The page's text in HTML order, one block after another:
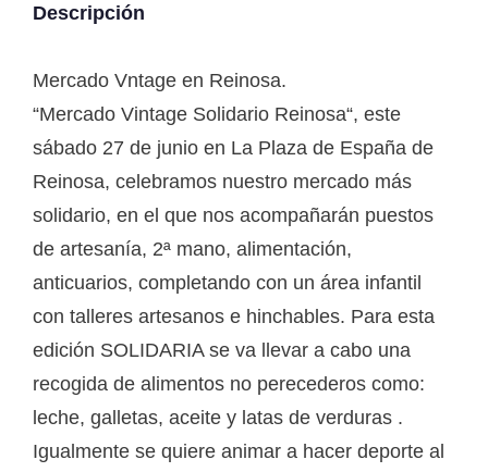
Descripción
Mercado Vntage en Reinosa.
“Mercado Vintage Solidario Reinosa“, este
sábado 27 de junio en La Plaza de España de
Reinosa, celebramos nuestro mercado más
solidario, en el que nos acompañarán puestos
de artesanía, 2ª mano, alimentación,
anticuarios, completando con un área infantil
con talleres artesanos e hinchables. Para esta
edición SOLIDARIA se va llevar a cabo una
recogida de alimentos no perecederos como:
leche, galletas, aceite y latas de verduras .
Igualmente se quiere animar a hacer deporte al